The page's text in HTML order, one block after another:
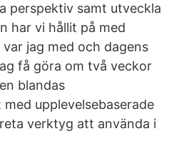
perspektiv samt utveckla
har vi hållit på med
jag med och dagens
få göra om två veckor
blandas
upplevelsebaserade
verktyg att använda i